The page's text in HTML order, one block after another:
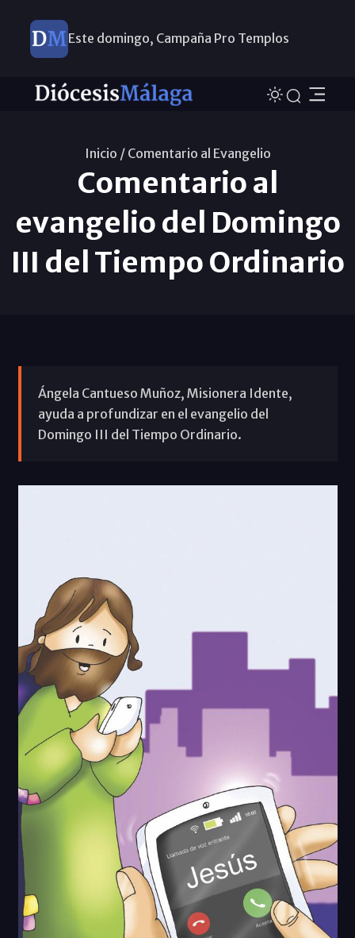
Este domingo, Campaña Pro Templos
Inicio / Comentario al Evangelio
Comentario al
evangelio del Domingo
III del Tiempo Ordinario
Ángela Cantueso Muñoz, Misionera Idente,
ayuda a profundizar en el evangelio del
Domingo III del Tiempo Ordinario.